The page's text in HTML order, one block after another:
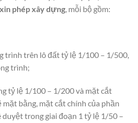
phép xây dựng , mỗi bộ gồm:
trình trên lô đất tỷ lệ 1/100 – 1/500,
trình;
tỷ lệ 1/100 – 1/200 và mặt cắt
bằng, mặt cắt chính của phần
trong giai đoạn 1 tỷ lệ 1/50 –